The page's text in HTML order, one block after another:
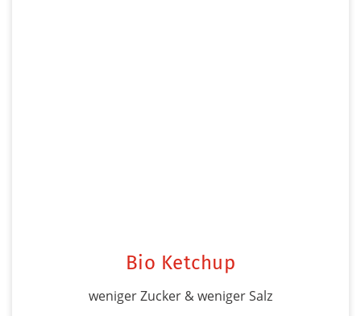
Bio Ketchup
weniger Zucker & weniger Salz